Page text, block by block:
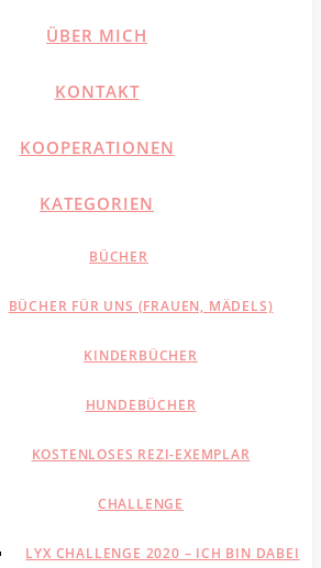
ÜBER MICH
KONTAKT
KOOPERATIONEN
KATEGORIEN
BÜCHER
BÜCHER FÜR UNS (FRAUEN, MÄDELS)
KINDERBÜCHER
HUNDEBÜCHER
KOSTENLOSES REZI-EXEMPLAR
CHALLENGE
LYX CHALLENGE 2020 – ICH BIN DABEI